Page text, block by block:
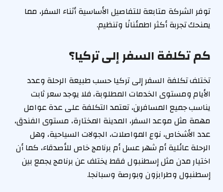
توفر الشركة متابعة للتفاصيل الأساسية أثناء السفر، مما
يمنحك تجربة أكثر اطمئنانًا وتنظيم.
كم تكلفة السفر إلى تركيا؟
تختلف تكلفة السفر إلى تركيا حسب طبيعة الرحلة وعدد
الأيام ومستوى الخدمات المطلوبة، فلا يوجد سعر ثابت
يناسب جميع المسافرين، تعتمد التكلفة على عدة عوامل
مهمة مثل موعد السفر، المدينة المختارة، مستوى الفندق،
عدد الأشخاص، نوع المواصلات، الجولات السياحية، وهل
الرحلة عائلية أم شهر عسل أم برنامج خاص للأصدقاء، كما أن
اختيار مدن مثل إسطنبول فقط يختلف عن برنامج يجمع بين
إسطنبول وطرابزون وبورصة وسبانجا.